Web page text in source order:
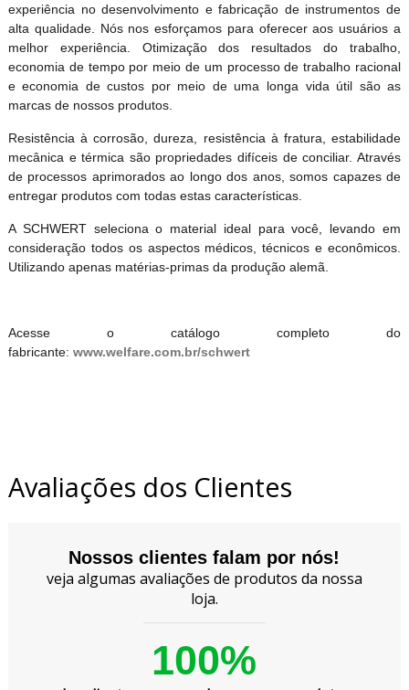
experiência no desenvolvimento e fabricação de instrumentos de
alta qualidade. Nós nos esforçamos para oferecer aos usuários a
melhor experiência. Otimização dos resultados do trabalho,
economia de tempo por meio de um processo de trabalho racional
e economia de custos por meio de uma longa vida útil são as
marcas de nossos produtos.
Resistência à corrosão, dureza, resistência à fratura, estabilidade
mecânica e térmica são propriedades difíceis de conciliar. Através
de processos aprimorados ao longo dos anos, somos capazes de
entregar produtos com todas estas características.
A SCHWERT seleciona o material ideal para você, levando em
consideração todos os aspectos médicos, técnicos e econômicos.
Utilizando apenas matérias-primas da produção alemã.
Acesse o catálogo completo do
fabricante: www.welfare.com.br/schwert
Avaliações dos Clientes
Nossos clientes falam por nós!
veja algumas avaliações de produtos da nossa
loja.
100%